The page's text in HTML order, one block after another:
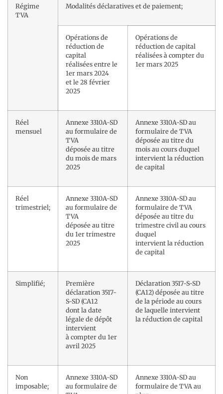
Régime
TVA
Modalités déclaratives et de paiement;
Opérations de
réduction de
capital
réalisées entre le
1er mars 2024
et le 28 février
2025
Opérations de
réduction de capital
réalisées à compter du
1er mars 2025
Réel
mensuel
Annexe 3310A-SD
au formulaire de
TVA
déposée au titre
du mois de mars
2025
Annexe 3310A-SD au
formulaire de TVA
déposée au titre du
mois au cours duquel
intervient la réduction
de capital
Réel
trimestriel;
Annexe 3310A-SD
au formulaire de
TVA
déposée au titre
du 1er trimestre
2025
Annexe 3310A-SD au
formulaire de TVA
déposée au titre du
trimestre civil au cours
duquel
intervient la réduction
de capital
Simplifié;
Première
déclaration 3517-
S-SD (CA12
dont la date
légale de dépôt
intervient
à compter du 1er
avril 2025
Déclaration 3517-S-SD
(CA12) déposée au titre
de la période au cours
de laquelle intervient
la réduction de capital
Non
imposable;
Annexe 3310A-SD
au formulaire de
Annexe 3310A-SD au
formulaire de TVA au